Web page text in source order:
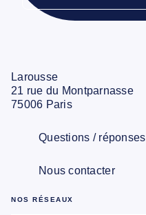
Larousse
21 rue du Montparnasse
75006 Paris
Questions / réponses
Nous contacter
NOS RÉSEAUX